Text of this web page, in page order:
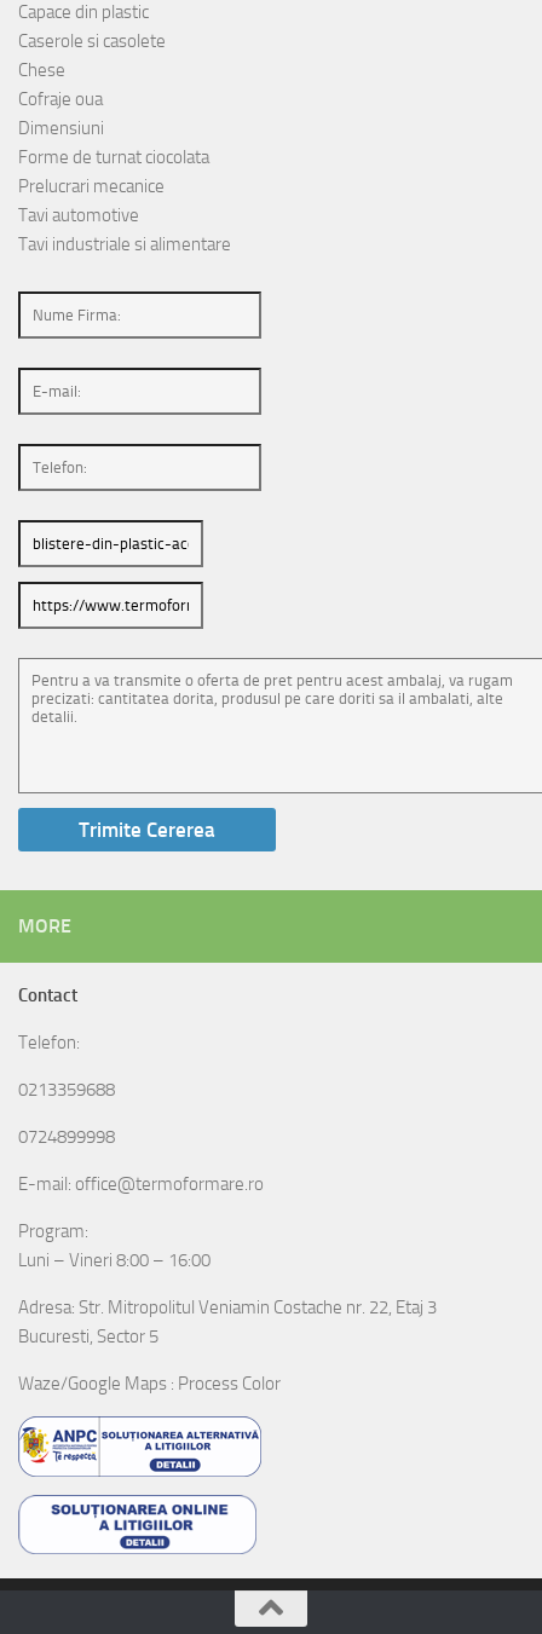
Capace din plastic
Caserole si casolete
Chese
Cofraje oua
Dimensiuni
Forme de turnat ciocolata
Prelucrari mecanice
Tavi automotive
Tavi industriale si alimentare
MORE
Contact
Telefon:
0213359688
0724899998
E-mail: office@termoformare.ro
Program:
Luni – Vineri 8:00 – 16:00
Adresa: Str. Mitropolitul Veniamin Costache nr. 22, Etaj 3
Bucuresti, Sector 5
Waze/Google Maps : Process Color